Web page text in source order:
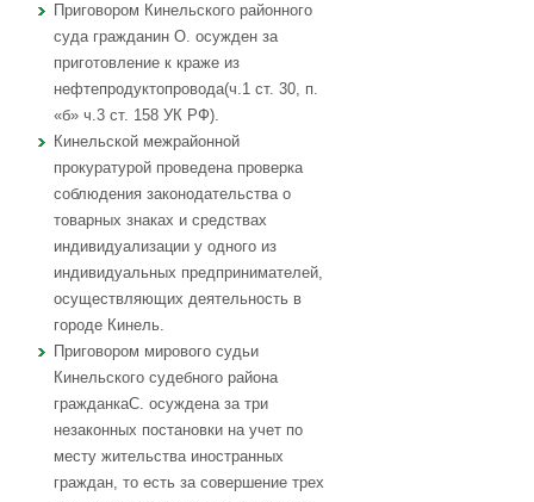
Приговором Кинельского районного
суда гражданин О. осужден за
приготовление к краже из
нефтепродуктопровода(ч.1 ст. 30, п.
«б» ч.3 ст. 158 УК РФ).
Кинельской межрайонной
прокуратурой проведена проверка
соблюдения законодательства о
товарных знаках и средствах
индивидуализации у одного из
индивидуальных предпринимателей,
осуществляющих деятельность в
городе Кинель.
Приговором мирового судьи
Кинельского судебного района
гражданкаС. осуждена за три
незаконных постановки на учет по
месту жительства иностранных
граждан, то есть за совершение трех